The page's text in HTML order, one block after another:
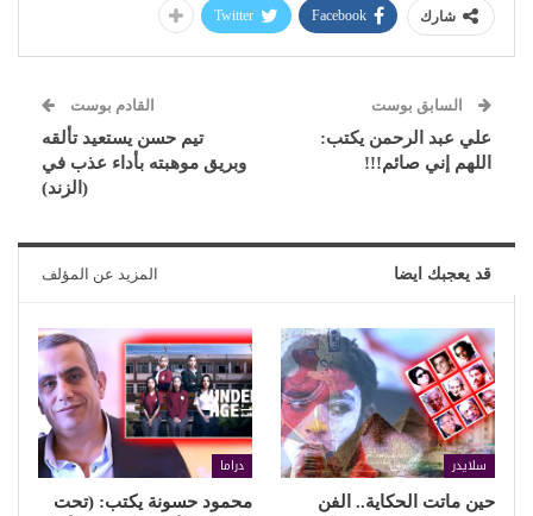
شارك Facebook
Twitter
السابق بوست
علي عبد الرحمن يكتب:
اللهم إني صائم!!!
القادم بوست
تيم حسن يستعيد تألقه
وبريق موهبته بأداء عذب في
(الزند)
قد يعجبك ايضا المزيد عن المؤلف
سلايدر
حين ماتت الحكاية.. الفن
دراما
محمود حسونة يكتب: (تحت